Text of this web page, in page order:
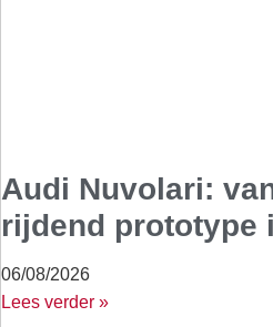
Audi Nuvolari:
rijdend prototype
06/08/2026
Lees verder »